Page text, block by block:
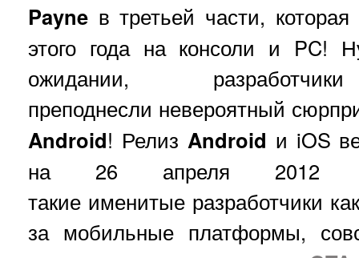
Payne в третьей части,
этого года на консоли и PC!
ожидании,
преподнесли невероятный
Android! Релиз Android и iOS
на 26 апреля 2012
такие именитые разработчики
за мобильные платформы,